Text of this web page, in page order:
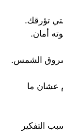
تؤرقك.
أمان.
شروق الشمس.
عشان ما
التفكير